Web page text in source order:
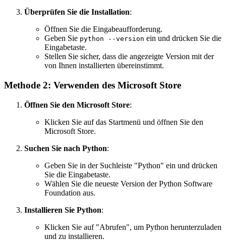
Überprüfen Sie die Installation:
Öffnen Sie die Eingabeaufforderung.
Geben Sie python --version ein und drücken Sie die
Eingabetaste.
Stellen Sie sicher, dass die angezeigte Version mit der
von Ihnen installierten übereinstimmt.
Methode 2: Verwenden des Microsoft Store
Öffnen Sie den Microsoft Store:
Klicken Sie auf das Startmenü und öffnen Sie den
Microsoft Store.
Suchen Sie nach Python:
Geben Sie in der Suchleiste "Python" ein und drücken
Sie die Eingabetaste.
Wählen Sie die neueste Version der Python Software
Foundation aus.
Installieren Sie Python:
Klicken Sie auf "Abrufen", um Python herunterzuladen
und zu installieren.